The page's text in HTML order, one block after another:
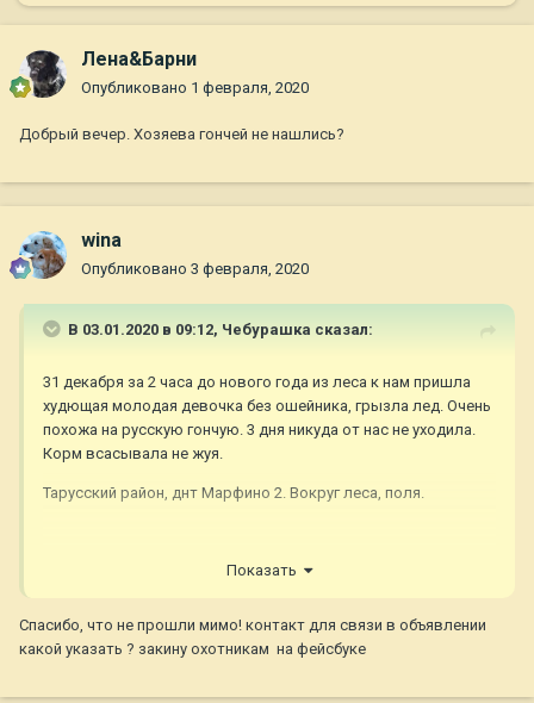
Лена&Барни
Опубликовано 1 февраля, 2020
Добрый вечер. Хозяева гончей не нашлись?
wina
Опубликовано 3 февраля, 2020
В 03.01.2020 в 09:12, Чебурашка сказал:
31 декабря за 2 часа до нового года из леса к нам пришла
худющая молодая девочка без ошейника, грызла лед. Очень
похожа на русскую гончую. 3 дня никуда от нас не уходила.
Корм всасывала не жуя.
Тарусский район, днт Марфино 2. Вокруг леса, поля.
Может ее кто-нибудь ищет?
Показать
Спасибо, что не прошли мимо! контакт для связи в объявлении
какой указать ? закину охотникам на фейсбуке